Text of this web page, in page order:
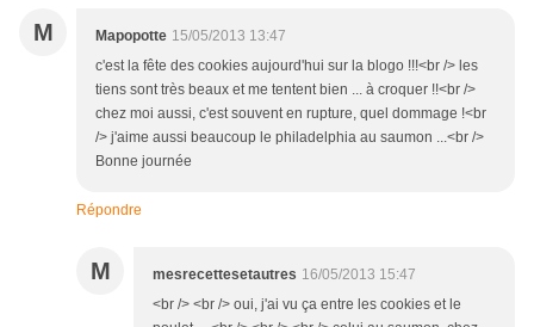
M Mapopotte 15/05/2013 13:47
c'est la fête des cookies aujourd'hui sur la blogo !!!<br /> les
tiens sont très beaux et me tentent bien ... à croquer !!<br />
chez moi aussi, c'est souvent en rupture, quel dommage !<br
/> j'aime aussi beaucoup le philadelphia au saumon ...<br />
Bonne journée
Répondre
M mesrecettesetautres 16/05/2013 15:47
<br /> <br /> oui, j'ai vu ça entre les cookies et le